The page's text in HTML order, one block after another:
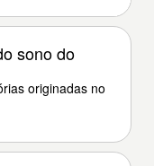
sono do
originadas no